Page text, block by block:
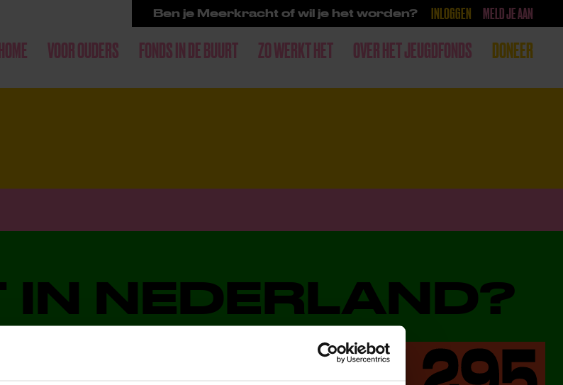
Ben je Meerkracht of wil je het worden? INLOGGEN MELD JE AAN
VOOR OUDERS FONDS IN DE BUURT ZO WERKT HET OVER HET JEUGDFONDS DONEER
IN NEDERLAND?